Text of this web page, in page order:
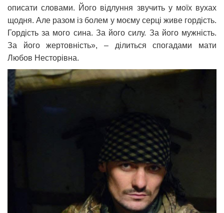
описати словами. Його відлуння звучить у моїх вухах
щодня. Але разом із болем у моєму серці живе гордість.
Гордість за мого сина. За його силу. За його мужність.
За його жертовність», – ділиться спогадами мати
Любов Несторівна.